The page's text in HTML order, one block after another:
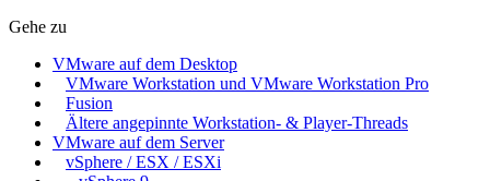
Gehe zu
VMware auf dem Desktop
VMware Workstation und VMware Workstation Pro
Fusion
Ältere angepinnte Workstation- & Player-Threads
VMware auf dem Server
vSphere / ESX / ESXi